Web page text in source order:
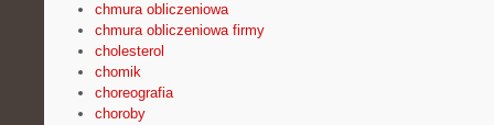
chmura obliczeniowa
chmura obliczeniowa firmy
cholesterol
chomik
choreografia
choroby